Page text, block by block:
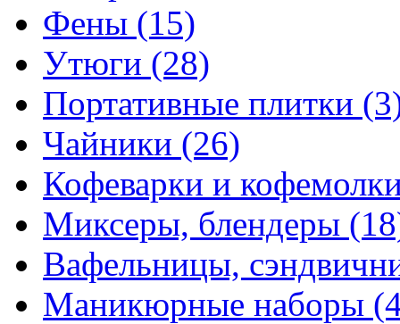
Фены (15)
Утюги (28)
Портативные плитки
Чайники (26)
Кофеварки и
Миксеры, блендеры
Вафельницы,
Маникюрные наборы